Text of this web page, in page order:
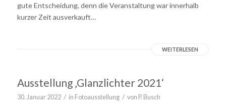
gute Entscheidung, denn die Veranstaltung war innerhalb
kurzer Zeit ausverkauft…
WEITERLESEN
Ausstellung ‚Glanzlichter 2021‘
30. Januar 2022 / in Fotoausstellung / von P. Busch